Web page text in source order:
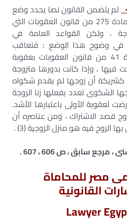
لم يتضمن القانون نصا يحدد وضع
شريكة الزوج على مثال المادة 275 من قانون العقوبات التي
، ولكن القواعد العامة في
في وضوح هذا الوضع : فتعاقب
شريكة الزوج طبقاً للمادة 41 من قانون العقوبات بعقوبة
فيها ، وإذا كانت بدورها متزوجة
أن زوجها لم يقدم شكواه
الشكوى تعدد بفعلها زنا الزوجة
لعقوبة الأولى باعتبارها الأشد.
قصد الاشتراك ، ومن عناصره أن
الزوج فيه هو منزل الزوجية (3) .
مصر للمحاماة
القانونية
Lawyer